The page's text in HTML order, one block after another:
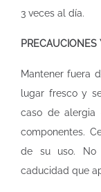
3 veces al día.
PRECAUCIONES
Mantener fuera
lugar fresco y
caso de alergia
componentes.
de su uso. No
caducidad que